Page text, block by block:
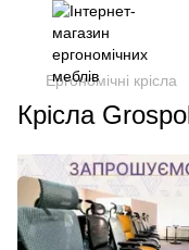
Ергономічні крісла
Крісла